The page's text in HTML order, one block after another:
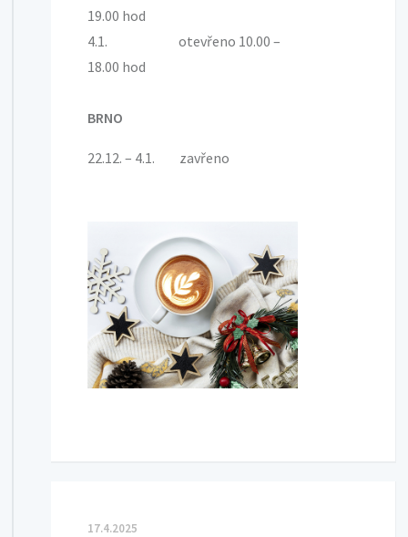
19.00 hod
4.1. otevřeno 10.00 –
18.00 hod
BRNO
22.12. – 4.1. zavřeno
17.4.2025